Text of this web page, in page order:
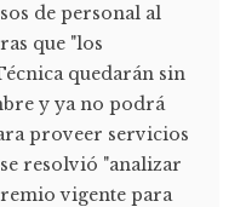
de personal al
que "los
quedarán sin
y ya no podrá
proveer servicios
resolvió "analizar
vigente para